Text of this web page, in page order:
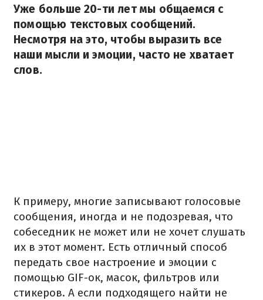
Уже больше 20-ти лет мы общаемся с
помощью текстовых сообщений.
Несмотря на это, чтобы выразить все
наши мысли и эмоции, часто не хватает
слов.
К примеру, многие записывают голосовые
сообщения, иногда и не подозревая, что
собеседник не может или не хочет слушать
их в этот момент. Есть отличный способ
передать свое настроение и эмоции с
помощью GIF-ок, масок, фильтров или
стикеров. А если подходящего найти не